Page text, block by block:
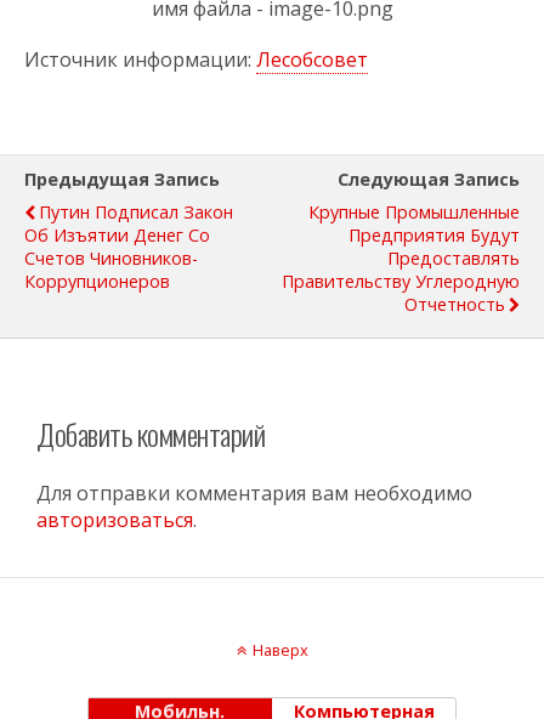
Источник информации: Лесобсовет
Предыдущая Запись
Путин Подписал Закон
Об Изъятии Денег Со
Счетов Чиновников-
Коррупционеров
Следующая Запись
Крупные Промышленные
Предприятия Будут
Предоставлять
Правительству Углеродную
Отчетность
Добавить комментарий
Для отправки комментария вам необходимо
авторизоваться.
Наверх
Мобильн. Компьютерная